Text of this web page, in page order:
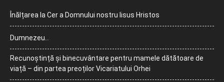
Înălțarea la Cer a Domnului nostru Iisus Hristos
Dumnezeu…
Recunoștință și binecuvântare pentru mamele dătătoare de
viață – din partea preoților Vicariatului Orhei